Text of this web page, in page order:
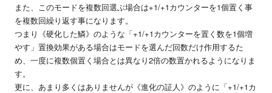
また、このモードを複数回選ぶ場合は+1/+1カウンターを1個置く事
を複数回繰り返す事になります。
つまり《硬化した鱗》のような「+1/+1カウンターを置く数を1個増
やす」置換効果がある場合はモードを選んだ回数だけ作用するた
め、一度に複数個置く場合とは異なり2倍の数置かれるようになりま
す。
更に、あまり多くはありませんが《進化の証人》のように「+1/+1カ